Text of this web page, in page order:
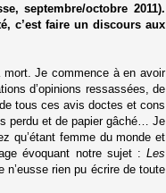
septembre/octobre 2011).
c’est faire un discours aux
Je commence à en avoir
d’opinions ressassées, de
tous ces avis doctes et cons
perdu et de papier gâché… Je
qu’étant femme du monde et
évoquant notre sujet : Les
n’eusse rien pu écrire de toute